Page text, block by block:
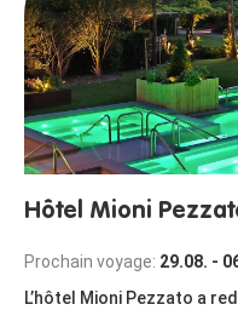
Hôtel Mioni
Prochain voyage: 29.08. -
L’hôtel Mioni Pezzato a